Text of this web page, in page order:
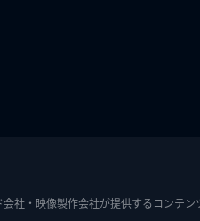
社・映像製作会社が提供するコンテ